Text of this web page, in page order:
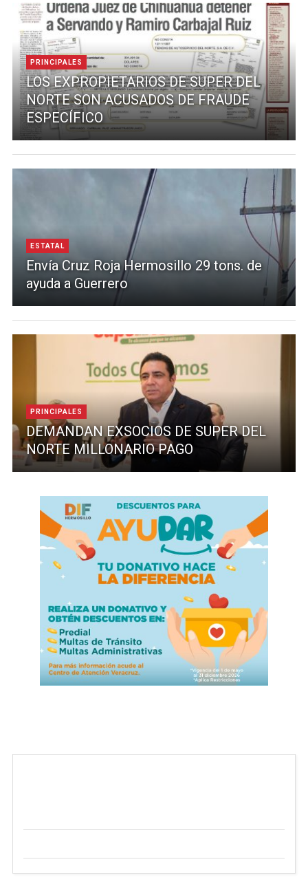
PRINCIPALES
LOS EXPROPIETARIOS DE SUPER DEL
NORTE SON ACUSADOS DE FRAUDE
ESPECÍFICO
ESTATAL
Envía Cruz Roja Hermosillo 29 tons. de
ayuda a Guerrero
PRINCIPALES
DEMANDAN EXSOCIOS DE SUPER DEL
NORTE MILLONARIO PAGO